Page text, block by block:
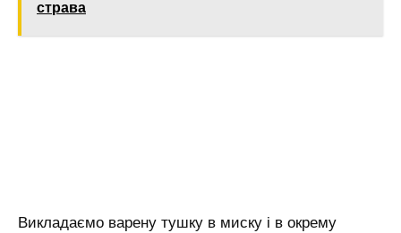
страва
Викладаємо варену тушку в миску і в окрему